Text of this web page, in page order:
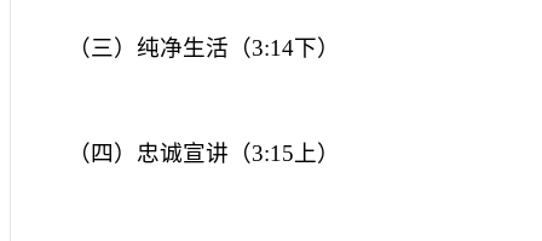
（三）纯净生活（3:14下）
（四）忠诚宣讲（3:15 上）